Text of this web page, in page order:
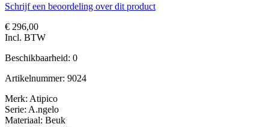
Schrijf een beoordeling over dit product
€ 296,00
Incl. BTW
Beschikbaarheid: 0
Artikelnummer: 9024
Merk: Atipico
Serie: A.ngelo
Materiaal: Beuk